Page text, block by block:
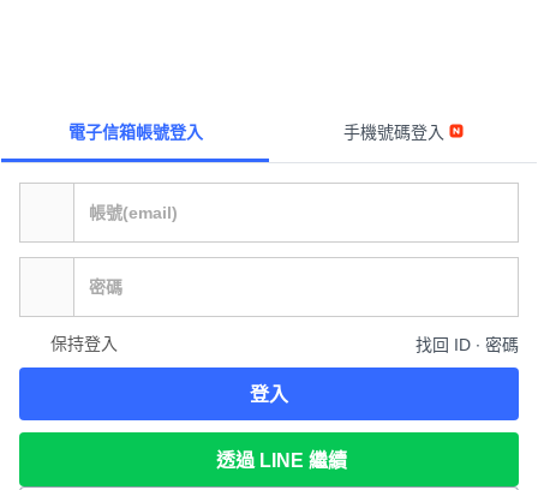
電子信箱帳號登入 手機號碼登入
保持登入 找回 ID ∙ 密碼
登入
透過 LINE 繼續